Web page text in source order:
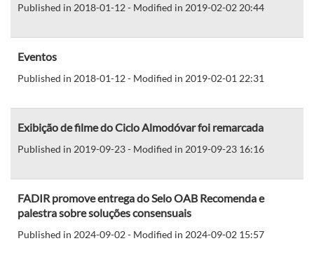
Published in 2018-01-12 - Modified in 2019-02-02 20:44
Eventos
Published in 2018-01-12 - Modified in 2019-02-01 22:31
Exibição de filme do Ciclo Almodóvar foi remarcada
Published in 2019-09-23 - Modified in 2019-09-23 16:16
FADIR promove entrega do Selo OAB Recomenda e
palestra sobre soluções consensuais
Published in 2024-09-02 - Modified in 2024-09-02 15:57